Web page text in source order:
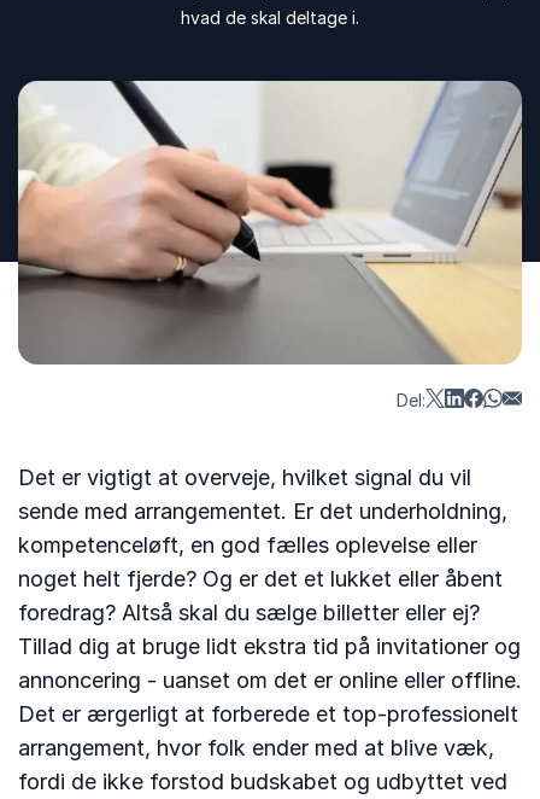
hvad de skal deltage i.
Del:
Det er vigtigt at overveje, hvilket signal du vil
sende med arrangementet. Er det underholdning,
kompetenceløft, en god fælles oplevelse eller
noget helt fjerde? Og er det et lukket eller åbent
foredrag? Altså skal du sælge billetter eller ej?
Tillad dig at bruge lidt ekstra tid på invitationer og
annoncering - uanset om det er online eller offline.
Det er ærgerligt at forberede et top-professionelt
arrangement, hvor folk ender med at blive væk,
fordi de ikke forstod budskabet og udbyttet ved